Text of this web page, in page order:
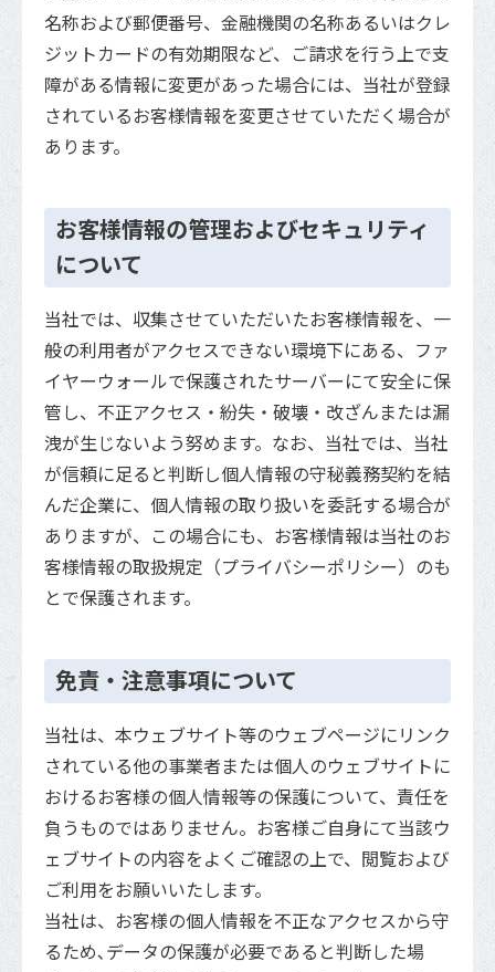
名称および郵便番号、金融機関の名称あるいはクレ
ジットカードの有効期限など、ご請求を行う上で支
障がある情報に変更があった場合には、当社が登録
されているお客様情報を変更させていただく場合が
あります。
お客様情報の管理およびセキュリティ
について
当社では、収集させていただいたお客様情報を、一
般の利用者がアクセスできない環境下にある、ファ
イヤーウォールで保護されたサーバーにて安全に保
管し、不正アクセス・紛失・破壊・改ざんまたは漏
洩が生じないよう努めます。なお、当社では、当社
が信頼に足ると判断し個人情報の守秘義務契約を結
んだ企業に、個人情報の取り扱いを委託する場合が
ありますが、この場合にも、お客様情報は当社のお
客様情報の取扱規定（プライバシーポリシー）のも
とで保護されます。
免責・注意事項について
当社は、本ウェブサイト等のウェブページにリンク
されている他の事業者または個人のウェブサイトに
おけるお客様の個人情報等の保護について、責任を
負うものではありません。お客様ご自身にて当該ウ
ェブサイトの内容をよくご確認の上で、閲覧および
ご利用をお願いいたします。
当社は、お客様の個人情報を不正なアクセスから守
るため､データの保護が必要であると判断した場